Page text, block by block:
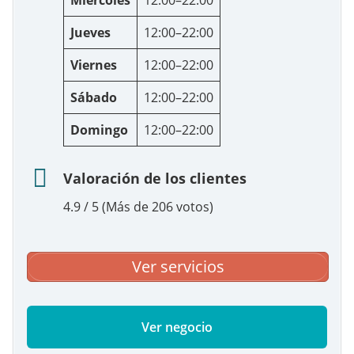
Jueves
12:00–22:00
Viernes
12:00–22:00
Sábado
12:00–22:00
Domingo
12:00–22:00
Valoración de los clientes
4.9 / 5 (Más de 206 votos)
Ver servicios
Ver negocio